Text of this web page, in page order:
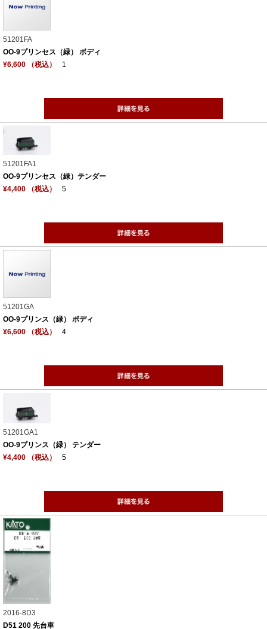
51201FA
OO-9プリンセス（緑） ボディ
¥6,600 （税込）
1
51201FA1
OO-9プリンセス（緑）テンダー
¥4,400 （税込）
5
51201GA
OO-9プリンス（緑） ボディ
¥6,600 （税込）
4
51201GA1
OO-9プリンス（緑） テンダー
¥4,400 （税込）
5
2016-8D3
D51 200 先台車